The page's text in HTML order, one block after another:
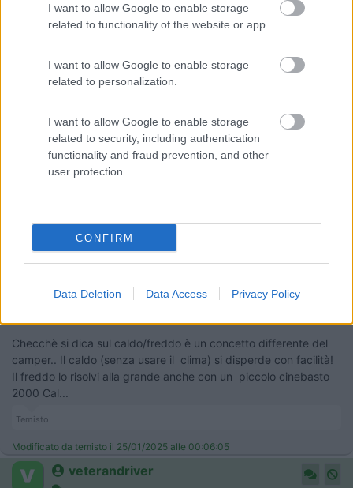
I want to allow Google to enable storage
related to functionality of the website or app.
I want to allow Google to enable storage
related to personalization.
I want to allow Google to enable storage
related to security, including authentication
functionality and fraud prevention, and other
user protection.
CONFIRM
Data Deletion Data Access Privacy Policy
Questo tipo di camper potrebbe essere un soluzione...
https://www.subito.it/caravan-e...
Ma è un lentissimo 1600cc. Pure il motore 1900 aspirato (pure
minima pendenza risalire in prima marcia
Con il budget del L300 ti porti a casa un MB Viano/Vito 2.2
163cv anno 2018 4x4! 8 posti di cui 6 scarrabili a piacimento.
Questo si va! Il prezzo nell'usato è molto competitivo rispetto il
purtroppo sulla moda di "auto del popolo" che, ora, non è più.
MB Viano è proposto in 3 versioni: corto - lungo - extralungo
che ti regala un buon spazio.. poco adatto su strade sconnesse
Comunque sia., il cambio automatico sequenziale si abbina
Checchè si dica sul caldo/freddo è un concetto differente del
camper.. Il caldo (senza usare il clima) si disperde con facilità!
Il freddo lo risolvi alla grande anche con un piccolo cinebasto
2000 Cal...
Temisto
Modificato da temisto il 25/01/2025 alle 00:06:05
veterandriver